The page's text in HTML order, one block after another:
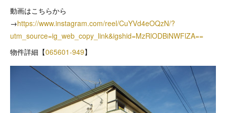
動画はこちらから
→https://www.instagram.com/reel/CuYVd4eOQzN/?
utm_source=ig_web_copy_link&igshid=MzRlODBiNWFlZA==
物件詳細【065601-949】